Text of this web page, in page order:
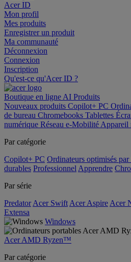
Acer ID
Mon profil
Mes produits
Enregistrer un produit
Ma communauté
Déconnexion
Connexion
Inscription
Qu'est-ce qu'Acer ID ?
Boutique en ligne AI Produits
Nouveaux produits Copilot+ PC
de bureau Chromebooks Tablettes
numérique Réseau e-Mobilité Appareil
Par catégorie
Copilot+ PC Ordinateurs optimisés
durables Professionnel Apprendre
Par série
Predator Acer Swift Acer Aspire Acer
Extensa
Windows
Acer AMD Ryzen™
Par catégorie